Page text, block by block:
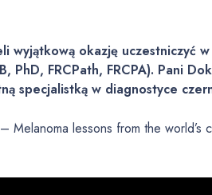
okazję uczestniczyć w
PhD, FRCPath, FRCPA). Pani
specjalistką w diagnostyce
Melanoma lessons from the world’s